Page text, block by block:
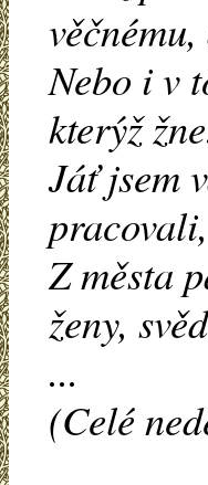
Nebo i v
kterýž
Jáť jsem
Z města
ženy,
...
(Celé